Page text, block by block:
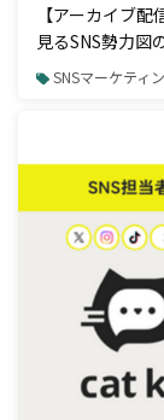
【アーカイブ
見るSNS勢力図
SNSマーケティ